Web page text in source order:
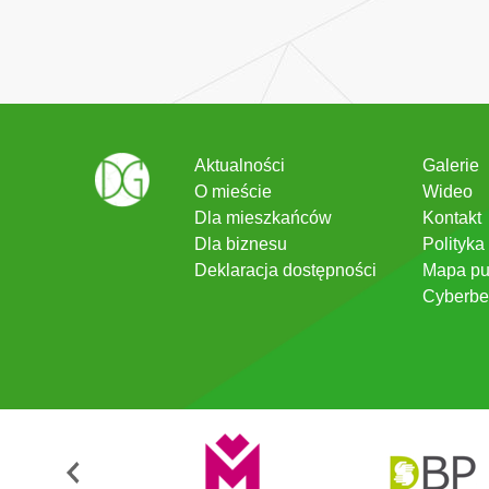
Aktualności
O mieście
Dla mieszkańców
Dla biznesu
Deklaracja dostępności
Galerie
Wideo
Kontakt
Mapa